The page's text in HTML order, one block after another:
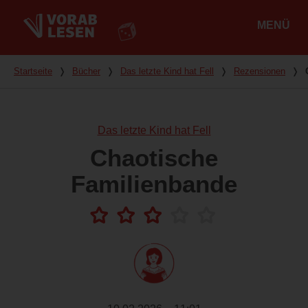
MENÜ
Du bist hier
Startseite ❭ Bücher ❭ Das letzte Kind hat Fell ❭ Rezensionen ❭
Das letzte Kind hat Fell
Chaotische
Familienbande